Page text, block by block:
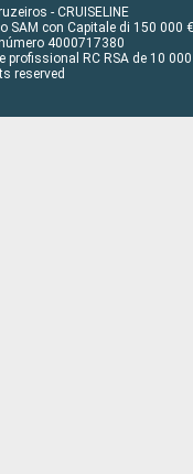
- CRUISELINE
SAM con Capitale di 150 000 €
4000717380
RC RSA de 10 000
reserved